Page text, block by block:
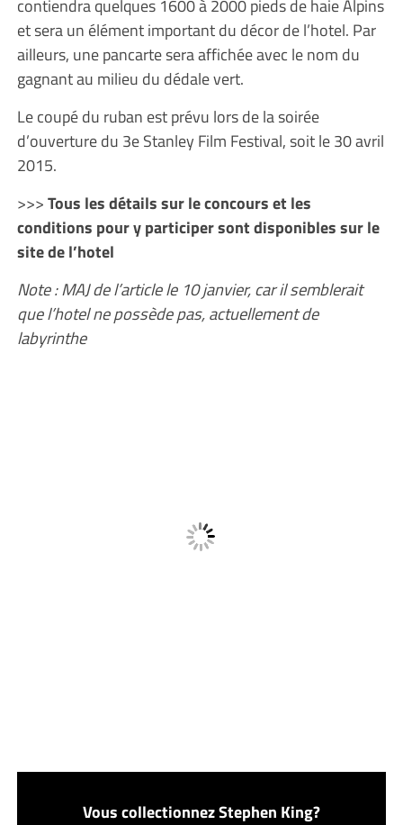
contiendra quelques 1600 à 2000 pieds de haie Alpins
et sera un élément important du décor de l’hotel. Par
ailleurs, une pancarte sera affichée avec le nom du
gagnant au milieu du dédale vert.
Le coupé du ruban est prévu lors de la soirée
d’ouverture du 3e Stanley Film Festival, soit le 30 avril
2015.
>>>Tous les détails sur le concours et les
conditions pour y participer sont disponibles sur le
site de l’hotel
Note : MAJ de l’article le 10 janvier, car il semblerait
que l’hotel ne possède pas, actuellement de
labyrinthe
Vous collectionnez Stephen King?